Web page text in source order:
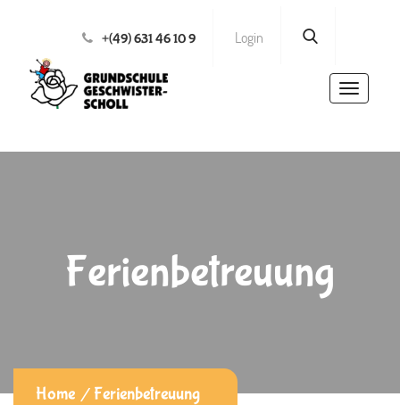
+(49) 631 46 10 9 Login
Toggle
Ferienbetreuung
Home Ferienbetreuung